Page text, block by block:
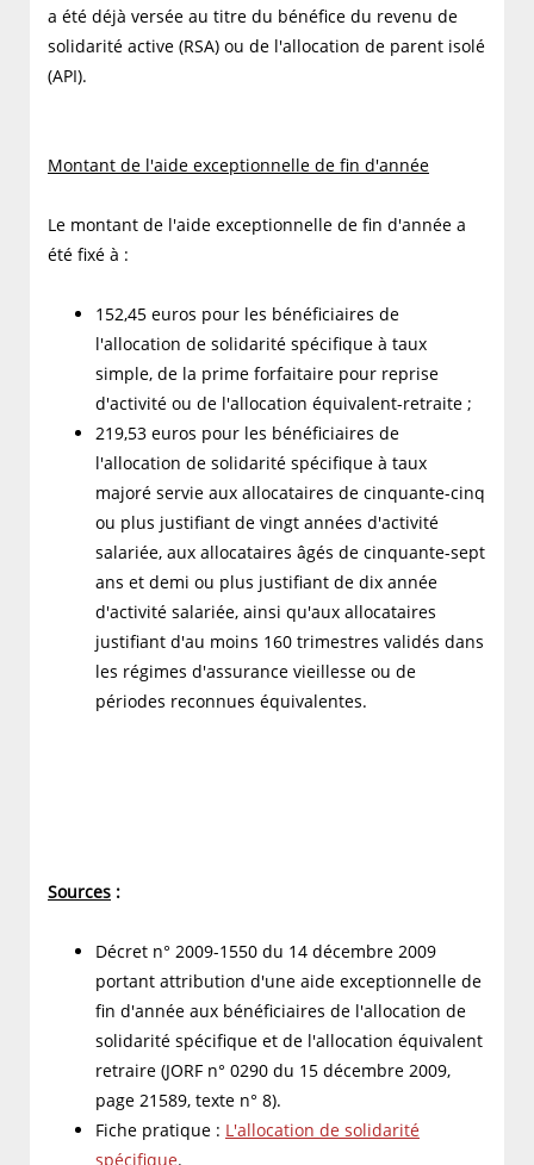
a été déjà versée au titre du bénéfice du revenu de
solidarité active (RSA) ou de l'allocation de parent isolé
(API).
Montant de l'aide exceptionnelle de fin d'année
Le montant de l'aide exceptionnelle de fin d'année a
été fixé à :
152,45 euros pour les bénéficiaires de
l'allocation de solidarité spécifique à taux
simple, de la prime forfaitaire pour reprise
d'activité ou de l'allocation équivalent-retraite ;
219,53 euros pour les bénéficiaires de
l'allocation de solidarité spécifique à taux
majoré servie aux allocataires de cinquante-cinq
ou plus justifiant de vingt années d'activité
salariée, aux allocataires âgés de cinquante-sept
ans et demi ou plus justifiant de dix année
d'activité salariée, ainsi qu'aux allocataires
justifiant d'au moins 160 trimestres validés dans
les régimes d'assurance vieillesse ou de
périodes reconnues équivalentes.
Sources :
Décret n° 2009-1550 du 14 décembre 2009
portant attribution d'une aide exceptionnelle de
fin d'année aux bénéficiaires de l'allocation de
solidarité spécifique et de l'allocation équivalent
retraire (JORF n° 0290 du 15 décembre 2009,
page 21589, texte n° 8).
Fiche pratique : L'allocation de solidarité
spécifique.